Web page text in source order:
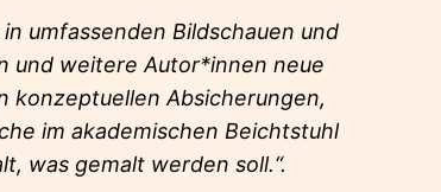
umfassenden Bildschauen und
und weitere Autor*innen neue
konzeptuellen Absicherungen,
im akademischen Beichtstuhl
was gemalt werden soll.“.